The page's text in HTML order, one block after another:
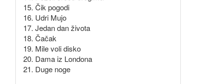
15. Čik pogodi
16. Udri Mujo
17. Jedan dan života
18. Čačak
19. Mile voli disko
20. Dama iz Londona
21. Duge noge